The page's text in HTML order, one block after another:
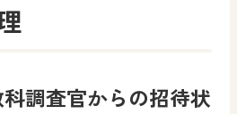
調査官からの招待状